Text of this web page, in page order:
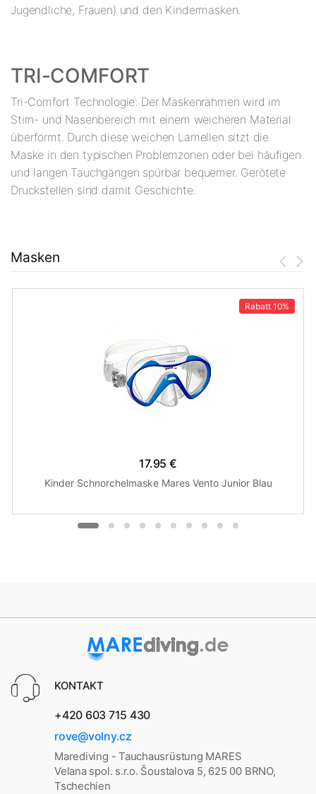
Jugendliche, Frauen) und den Kindermasken.
TRI-COMFORT
Tri-Comfort Technologie: Der Maskenrahmen wird im
Stirn- und Nasenbereich mit einem weicheren Material
überformt. Durch diese weichen Lamellen sitzt die
Maske in den typischen Problemzonen oder bei häufigen
und langen Tauchgängen spürbar bequemer. Gerötete
Druckstellen sind damit Geschichte.
Masken
Rabatt 10%
17.95 €
Kinder Schnorchelmaske Mares Vento Junior Blau
KONTAKT
+420 603 715 430
rove@volny.cz
Marediving - Tauchausrüstung MARES
Velana spol. s.r.o. Šoustalova 5, 625 00 BRNO,
Tschechien